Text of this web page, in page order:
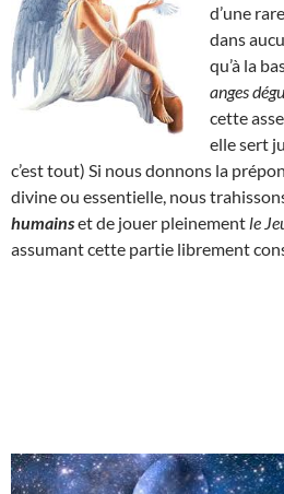
d’une
dans
qu’à la
anges
cette
elle sert
c’est tout) Si nous donnons la
divine ou essentielle, nous
humainset de jouer pleinement le
assumant cette partie librement